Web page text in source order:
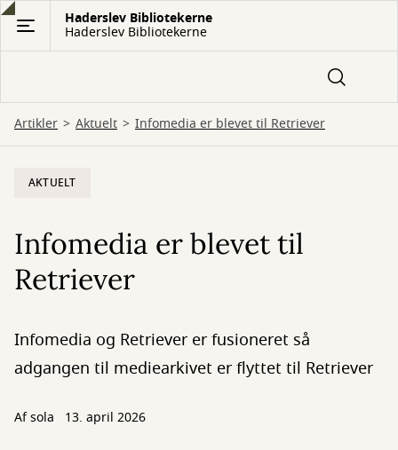
Gå
hovedindhold
Haderslev Bibliotekerne
Haderslev Bibliotekerne
Artikler Aktuelt Infomedia er blevet til Retriever
AKTUELT
Infomedia er blevet til
Retriever
Infomedia og Retriever er fusioneret så
adgangen til mediearkivet er flyttet til Retriever
Afsola 13. april 2026